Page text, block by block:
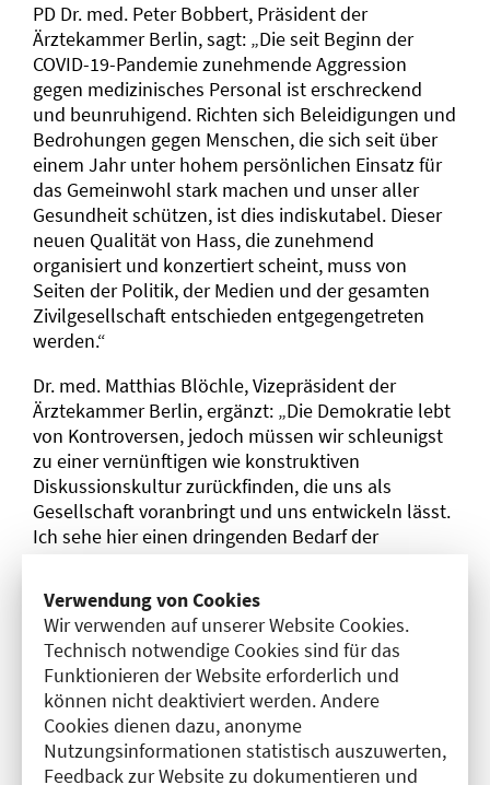
Verwendung von Cookies
Wir verwenden auf unserer Website Cookies.
Technisch notwendige Cookies sind für das
Funktionieren der Website erforderlich und
können nicht deaktiviert werden. Andere
Cookies dienen dazu, anonyme
Nutzungsinformationen statistisch auszuwerten,
Feedback zur Website zu dokumentieren und
PD Dr. med. Peter Bobbert, Präsident der
Ärztekammer Berlin, sagt: „Die seit Beginn der
COVID-19-Pandemie zunehmende Aggression
gegen medizinisches Personal ist erschreckend
und beunruhigend. Richten sich Beleidigungen und
Bedrohungen gegen Menschen, die sich seit über
einem Jahr unter hohem persönlichen Einsatz für
das Gemeinwohl stark machen und unser aller
Gesundheit schützen, ist dies indiskutabel. Dieser
neuen Qualität von Hass, die zunehmend
organisiert und konzertiert scheint, muss von
Seiten der Politik, der Medien und der gesamten
Zivilgesellschaft entschieden entgegengetreten
werden.“
Dr. med. Matthias Blöchle, Vizepräsident der
Ärztekammer Berlin, ergänzt: „Die Demokratie lebt
von Kontroversen, jedoch müssen wir schleunigst
zu einer vernünftigen wie konstruktiven
Diskussionskultur zurückfinden, die uns als
Gesellschaft voranbringt und uns entwickeln lässt.
Ich sehe hier einen dringenden Bedarf der
anderer Meinungen angewiesen; Gewalttätigkeiten
gegen Menschen, die eine andere Meinung
vertreten, bedrohen unser Zusammenleben. Trotz
aller Herausforderungen in der Pandemie ist und
bleibt es ein unumstößliches Gebot, menschlich im
Umgang zu bleiben und unsere Mitmenschen –
auch wenn sie anderer Auffassung sind – zu
achten.“